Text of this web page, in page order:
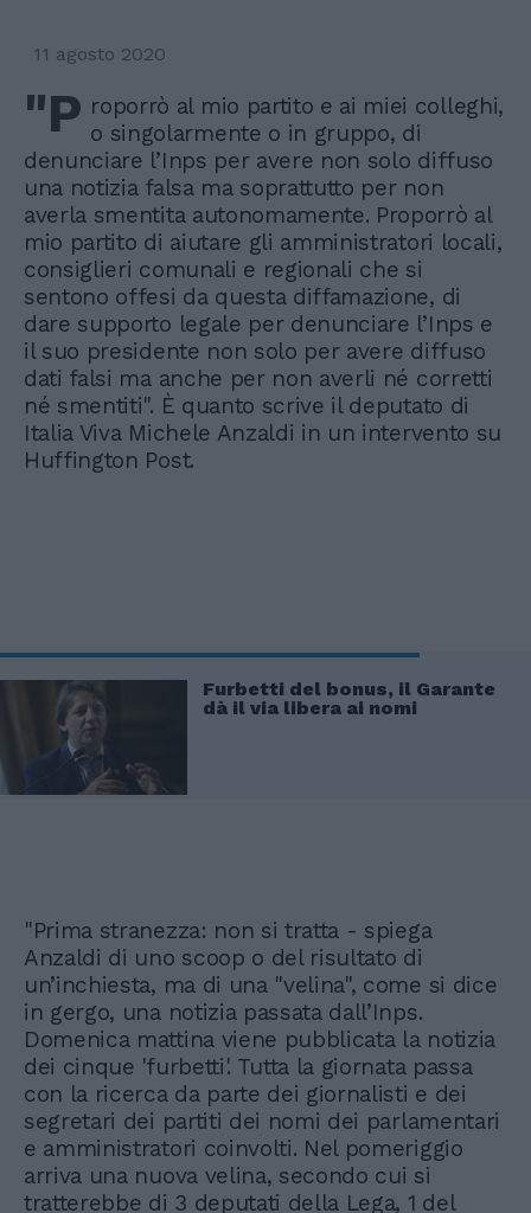
11 agosto 2020
"P roporrò al mio partito e ai miei colleghi,
o singolarmente o in gruppo, di
denunciare l’Inps per avere non solo diffuso
una notizia falsa ma soprattutto per non
averla smentita autonomamente. Proporrò al
mio partito di aiutare gli amministratori locali,
consiglieri comunali e regionali che si
sentono offesi da questa diffamazione, di
dare supporto legale per denunciare l’Inps e
il suo presidente non solo per avere diffuso
dati falsi ma anche per non averli né corretti
né smentiti". È quanto scrive il deputato di
Italia Viva Michele Anzaldi in un intervento su
Huffington Post.
Furbetti del bonus, il Garante
dà il via libera ai nomi
"Prima stranezza: non si tratta - spiega
Anzaldi di uno scoop o del risultato di
un’inchiesta, ma di una "velina", come si dice
in gergo, una notizia passata dall’Inps.
Domenica mattina viene pubblicata la notizia
dei cinque 'furbetti'. Tutta la giornata passa
con la ricerca da parte dei giornalisti e dei
segretari dei partiti dei nomi dei parlamentari
e amministratori coinvolti. Nel pomeriggio
arriva una nuova velina, secondo cui si
tratterebbe di 3 deputati della Lega, 1 del